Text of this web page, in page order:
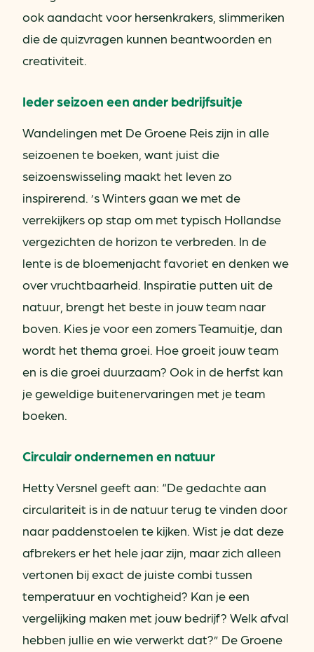
ook aandacht voor hersenkrakers, slimmeriken
die de quizvragen kunnen beantwoorden en
creativiteit.
Ieder seizoen een ander bedrijfsuitje
Wandelingen met De Groene Reis zijn in alle
seizoenen te boeken, want juist die
seizoenswisseling maakt het leven zo
inspirerend. ’s Winters gaan we met de
verrekijkers op stap om met typisch Hollandse
vergezichten de horizon te verbreden. In de
lente is de bloemenjacht favoriet en denken we
over vruchtbaarheid. Inspiratie putten uit de
natuur, brengt het beste in jouw team naar
boven. Kies je voor een zomers Teamuitje, dan
wordt het thema groei. Hoe groeit jouw team
en is die groei duurzaam? Ook in de herfst kan
je geweldige buitenervaringen met je team
boeken.
Circulair ondernemen en natuur
Hetty Versnel geeft aan: “De gedachte aan
circulariteit is in de natuur terug te vinden door
naar paddenstoelen te kijken. Wist je dat deze
afbrekers er het hele jaar zijn, maar zich alleen
vertonen bij exact de juiste combi tussen
temperatuur en vochtigheid? Kan je een
vergelijking maken met jouw bedrijf? Welk afval
hebben jullie en wie verwerkt dat?” De Groene